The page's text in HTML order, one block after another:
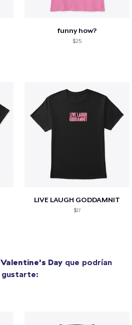
funny how?
$25
LIVE LAUGH GODDAMNIT
$17
Valentine's Day que podrían
gustarte: